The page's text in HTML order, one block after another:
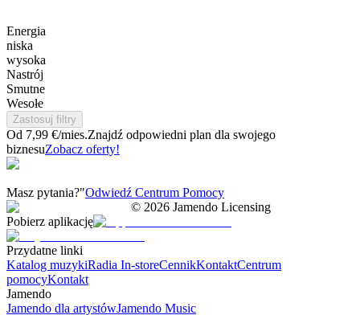
Energia
niska
wysoka
Nastrój
Smutne
Wesołe
Zastosuj filtry
Od 7,99 €/mies.Znajdź odpowiedni plan dla swojego
biznesuZobacz oferty!
Masz pytania?"Odwiedź Centrum Pomocy
© 2026 Jamendo Licensing
Pobierz aplikację
Przydatne linki
Katalog muzykiRadia In-storeCennikKontaktCentrum
pomocyKontakt
Jamendo
Jamendo dla artystówJamendo Music